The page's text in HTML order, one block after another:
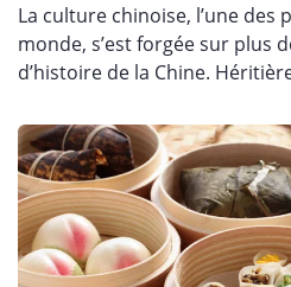
La culture chinoise, l’une des
monde, s’est forgée sur plus
d’histoire de la Chine.